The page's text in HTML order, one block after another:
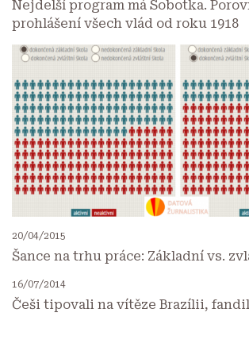
Nejdelší program má Sobotka.
prohlášení všech vlád od roku 1918
20/04/2015
Šance na trhu práce: Základní vs.
16/07/2014
Češi tipovali na vítěze Brazílii,